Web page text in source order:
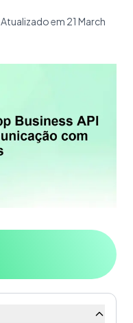
Atualizado em 21 March